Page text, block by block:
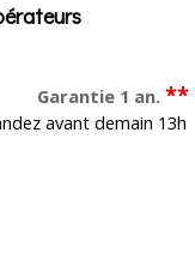
Garantie 1 an. **
avant demain 13h